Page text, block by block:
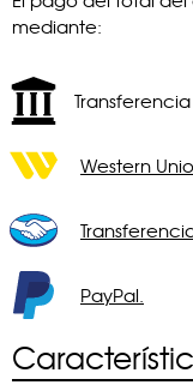
mediante:
Western
PayPal.